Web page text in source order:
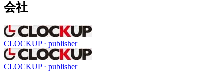
会社
CLOCKUP · publisher
CLOCKUP · publisher